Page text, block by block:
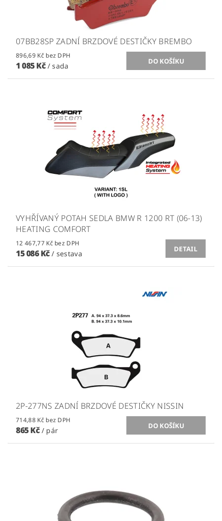
07BB28SP ZADNÍ BRZDOVÉ DESTIČKY BREMBO
896,69 Kč bez DPH
1 085 Kč / sada
VYHŘÍVANÝ POTAH SEDLA BMW R 1200 RT (06-13)
HEATING COMFORT
12 467,77 Kč bez DPH
15 086 Kč/ sestava
DETAIL
2P-277NS ZADNÍ BRZDOVÉ DESTIČKY NISSIN
714,88 Kč bez DPH
865 Kč / pár